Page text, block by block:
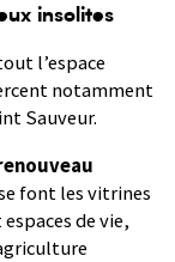
insolites
l’espace
notamment
Sauveur.
font les vitrines
de vie,